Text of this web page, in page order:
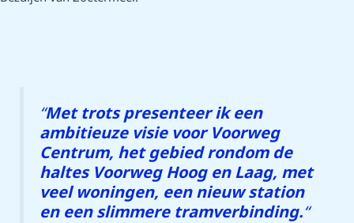
“Met trots presenteer ik een
ambitieuze visie voor Voorweg
Centrum, het gebied rondom de
haltes Voorweg Hoog en Laag, met
veel woningen, een nieuw station
en een slimmere tramverbinding.“